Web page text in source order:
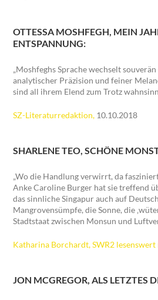
OTTESSA MOSHFEGH, MEIN
ENTSPANNUNG:
„Moshfeghs Sprache wechselt
analytischer Präzision und feiner
sind all ihrem Elend zum Trotz
SZ-Literaturredaktion, 10.10.2018
SHARLENE TEO, SCHÖNE
„Wo die Handlung verwirrt, da
Anke Caroline Burger hat sie treffend
das sinnliche Singapur auch auf
Mangrovensümpfe, die Sonne, die
Stadtstaat zwischen Monsun und
Katharina Borchardt, SWR2 lesenswert
JON MCGREGOR, ALS LETZTES